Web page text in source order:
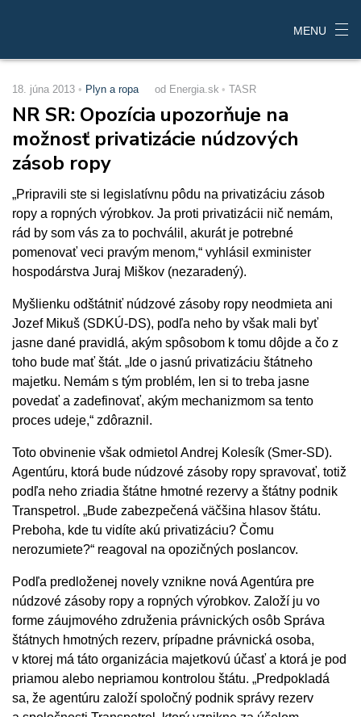
MENU
18. júna 2013 Plyn a ropa od Energia.sk TASR
NR SR: Opozícia upozorňuje na
možnosť privatizácie núdzových
zásob ropy
„Pripravili ste si legislatívnu pôdu na privatizáciu zásob
ropy a ropných výrobkov. Ja proti privatizácii nič nemám,
rád by som vás za to pochválil, akurát je potrebné
pomenovať veci pravým menom,“ vyhlásil exminister
hospodárstva Juraj Miškov (nezaradený).
Myšlienku odštátniť núdzové zásoby ropy neodmieta ani
Jozef Mikuš (SDKÚ-DS), podľa neho by však mali byť
jasne dané pravidlá, akým spôsobom k tomu dôjde a čo z
toho bude mať štát. „Ide o jasnú privatizáciu štátneho
majetku. Nemám s tým problém, len si to treba jasne
povedať a zadefinovať, akým mechanizmom sa tento
proces udeje,“ zdôraznil.
Toto obvinenie však odmietol Andrej Kolesík (Smer-SD).
Agentúru, ktorá bude núdzové zásoby ropy spravovať, totiž
podľa neho zriadia štátne hmotné rezervy a štátny podnik
Transpetrol. „Bude zabezpečená väčšina hlasov štátu.
Preboha, kde tu vidíte akú privatizáciu? Čomu
nerozumiete?“ reagoval na opozičných poslancov.
Podľa predloženej novely vznikne nová Agentúra pre
núdzové zásoby ropy a ropných výrobkov. Založí ju vo
forme záujmového združenia právnických osôb Správa
štátnych hmotných rezerv, prípadne právnická osoba,
v ktorej má táto organizácia majetkovú účasť a ktorá je pod
priamou alebo nepriamou kontrolou štátu. „Predpokladá
sa, že agentúru založí spoločný podnik správy rezerv